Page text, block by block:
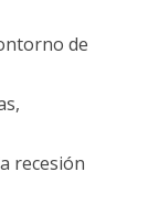
de
recesión